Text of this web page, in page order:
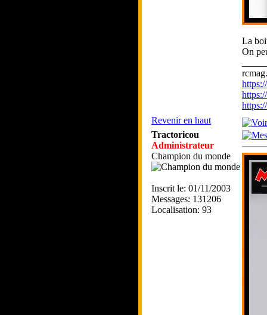
La
On
Revenir en haut
Tractoricou
Administrateur
Champion du monde
Inscrit le: 01/11/2003
Messages: 131206
Localisation: 93